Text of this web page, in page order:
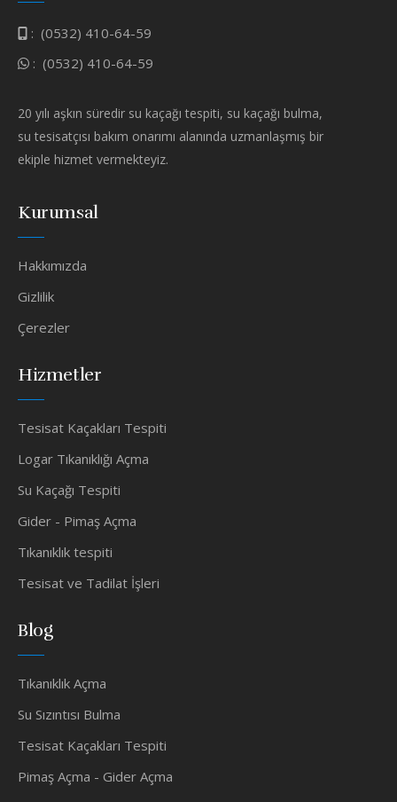
: (0532) 410-64-59
: (0532) 410-64-59
20 yılı aşkın süredir su kaçağı tespiti, su kaçağı bulma,
su tesisatçısı bakım onarımı alanında uzmanlaşmış bir
ekiple hizmet vermekteyiz.
Kurumsal
Hakkımızda
Gizlilik
Çerezler
Hizmetler
Tesisat Kaçakları Tespiti
Logar Tıkanıklığı Açma
Su Kaçağı Tespiti
Gider - Pimaş Açma
Tıkanıklık tespiti
Tesisat ve Tadilat İşleri
Blog
Tıkanıklık Açma
Su Sızıntısı Bulma
Tesisat Kaçakları Tespiti
Pimaş Açma - Gider Açma